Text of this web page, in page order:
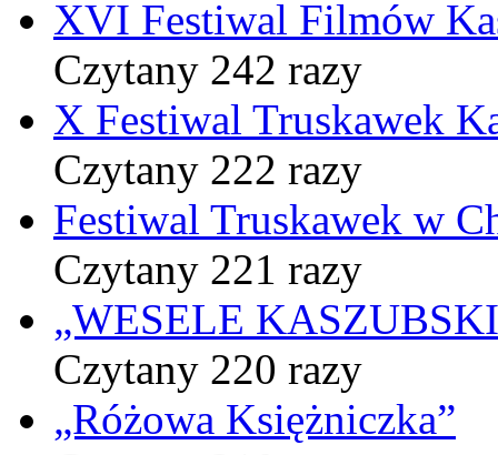
XVI Festiwal Filmów
Czytany 242 razy
X Festiwal Truskawek
Czytany 222 razy
Festiwal Truskawek w
Czytany 221 razy
„WESELE
Czytany 220 razy
„Różowa Księżniczka”